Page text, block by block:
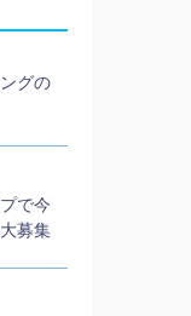
グの
で今
募集